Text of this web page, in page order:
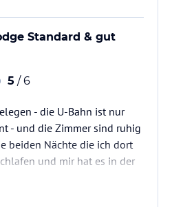
Standard & gut
5 / 6
- die U-Bahn ist nur
- und die Zimmer sind ruhig
beiden Nächte die ich dort
und mir hat es in der